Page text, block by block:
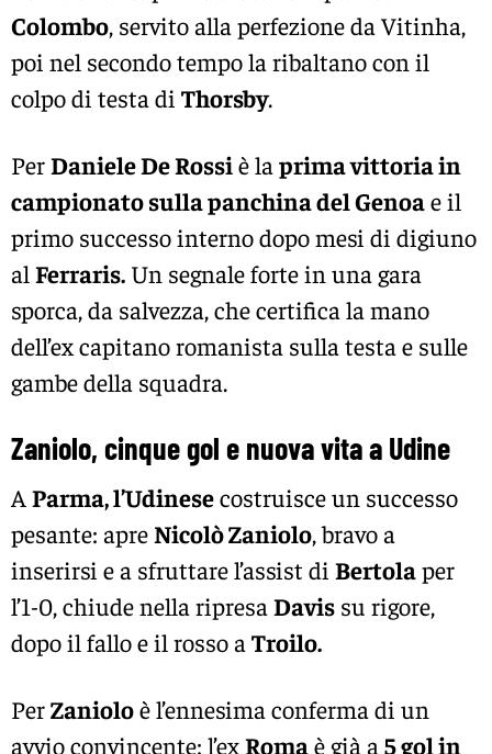
Colombo, servito alla perfezione da Vitinha,
poi nel secondo tempo la ribaltano con il
colpo di testa di Thorsby.
PerDaniele De Rossiè la prima vittoria in
campionato sulla panchina del Genoae il
primo successo interno dopo mesi di digiuno
al Ferraris. Un segnale forte in una gara
sporca, da salvezza, che certifica la mano
dell’ex capitano romanista sulla testa e sulle
gambe della squadra.
Zaniolo, cinque gol e nuova vita a Udine
A Parma, l’Udinesecostruisce un successo
pesante: apre Nicolò Zaniolo, bravo a
inserirsi e a sfruttare l’assist di Bertolaper
l’1-0, chiude nella ripresa Davis su rigore,
dopo il fallo e il rosso a Troilo.
PerZanioloè l’ennesima conferma di un
avvio convincente: l’exRomaè già a 5 gol in